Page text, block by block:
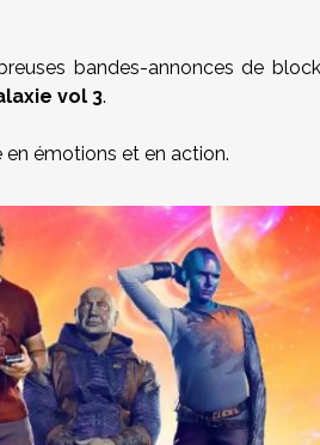
bandes-annonces de
vol 3.
émotions et en action.